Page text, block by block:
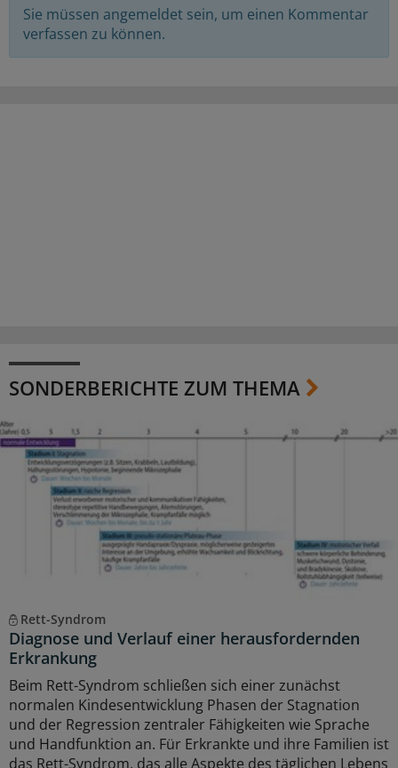
Sie müssen angemeldet sein, um einen Kommentar
verfassen zu können.
SONDERBERICHTE ZUM THEMA
Rett-Syndrom
Diagnose und Verlauf einer herausfordernden
Erkrankung
Beim Rett-Syndrom schließen sich einer zunächst
normalen Kindesentwicklung Phasen der Stagnation
und der Regression zentraler Fähigkeiten wie Sprache
und Handfunktion an. Für Erkrankte und ihre Familien ist
das Rett-Syndrom, das alle Aspekte des täglichen Lebens